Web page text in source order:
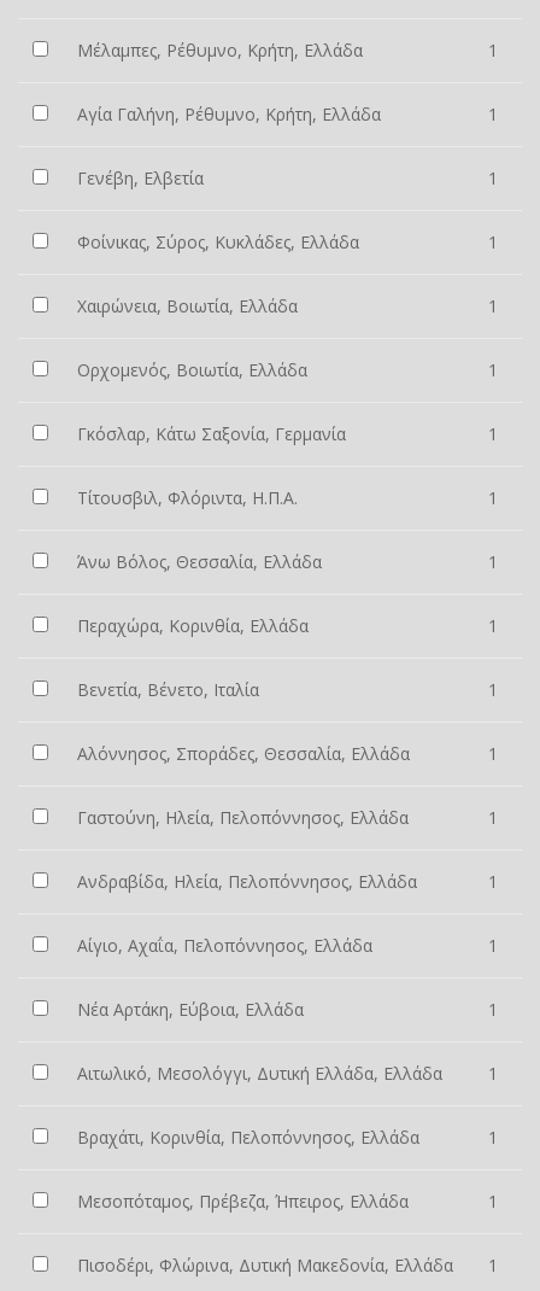
Μέλαμπες, Ρέθυμνο, Κρήτη, Ελλάδα 1
Αγία Γαλήνη, Ρέθυμνο, Κρήτη, Ελλάδα 1
Γενέβη, Ελβετία 1
Φοίνικας, Σύρος, Κυκλάδες, Ελλάδα 1
Χαιρώνεια, Βοιωτία, Ελλάδα 1
Ορχομενός, Βοιωτία, Ελλάδα 1
Γκόσλαρ, Κάτω Σαξονία, Γερμανία 1
Τίτουσβιλ, Φλόριντα, Η.Π.Α. 1
Άνω Βόλος, Θεσσαλία, Ελλάδα 1
Περαχώρα, Κορινθία, Ελλάδα 1
Βενετία, Βένετο, Ιταλία 1
Αλόννησος, Σποράδες, Θεσσαλία, Ελλάδα 1
Γαστούνη, Ηλεία, Πελοπόννησος, Ελλάδα 1
Ανδραβίδα, Ηλεία, Πελοπόννησος, Ελλάδα 1
Αίγιο, Αχαΐα, Πελοπόννησος, Ελλάδα 1
Νέα Αρτάκη, Εύβοια, Ελλάδα 1
Αιτωλικό, Μεσολόγγι, Δυτική Ελλάδα, Ελλάδα 1
Βραχάτι, Κορινθία, Πελοπόννησος, Ελλάδα 1
Μεσοπόταμος, Πρέβεζα, Ήπειρος, Ελλάδα 1
Πισοδέρι, Φλώρινα, Δυτική Μακεδονία, Ελλάδα 1